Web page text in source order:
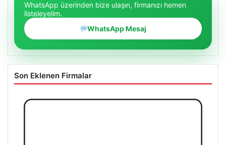
WhatsApp üzerinden bize ulaşın, firmanızı hemen
listeleyelim.
WhatsApp Mesaj
Son Eklenen Firmalar